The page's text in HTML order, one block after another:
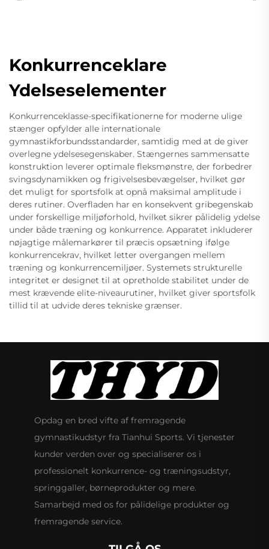
Konkurrenceklare
Ydelseselementer
Konkurrenceklasse-specifikationerne for moderne ulige
stænger opfylder alle internationale
gymnastikforbundsstandarder, samtidig med at de giver
overlegne ydelsesegenskaber. Stængernes sammensatte
konstruktion leverer optimale fleksmønstre, der forbedrer
svingsdynamikken og frigivelsesbevægelser, hvilket gør
det muligt for sportsfolk at opnå maksimal amplitude i
deres rutiner. Overfladen har en konsekvent gribegenskab
under forskellige miljøforhold, hvilket sikrer pålidelig ydelse
under både træning og konkurrence. Apparatet inkluderer
nøjagtige målemarkører til præcis opsætning ifølge
konkurrencekrav, hvilket letter overgangen mellem
træning og konkurrencemiljøer. Systemets strukturelle
integritet er designet til at opretholde stabilitet under de
mest krævende elite-niveaurutiner, hvilket giver sportsfolk
tillid til at udvide deres tekniske grænser.
Opdag en bred vifte af fremragende
gymnastikudstyr fra Tianhui Sports. Vi tjenester
kunder verden over og specialiserer os i
professionelt konkurrence- og træningsudstyr,
springgaller, børneprodukter og mere.
Samarbejd med os for pålidelige produkter og
fremragende service.